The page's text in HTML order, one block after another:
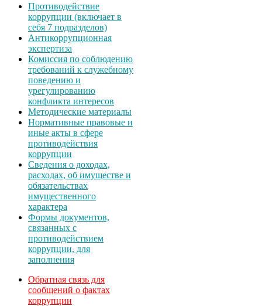
Противодействие
коррупции (включает в
себя 7 подразделов)
Антикоррупционная
экспертиза
Комиссия по соблюдению
требований к служебному
поведению и
урегулированию
конфликта интересов
Методические материалы
Нормативные правовые и
иные акты в сфере
противодействия
коррупции
Сведения о доходах,
расходах, об имуществе и
обязательствах
имущественного
характера
Формы документов,
связанных с
противодействием
коррупции, для
заполнения
Обратная связь для
сообщений о фактах
коррупции